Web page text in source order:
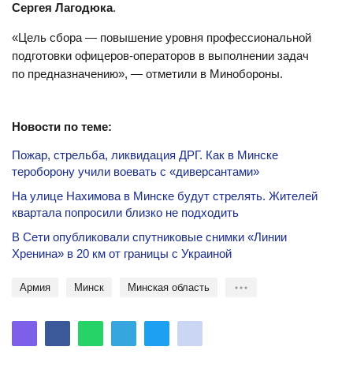
Сергея Лагодюка.
«Цель сбора — повышение уровня профессиональной
подготовки офицеров-операторов в выполнении задач
по предназначению», — отметили в Минобороны.
Новости по теме:
Пожар, стрельба, ликвидация ДРГ. Как в Минске
тероборону учили воевать с «диверсантами»
На улице Нахимова в Минске будут стрелять. Жителей
квартала попросили близко не подходить
В Сети опубликовали спутниковые снимки «Линии
Хренина» в 20 км от границы с Украиной
Армия Минск Минская область